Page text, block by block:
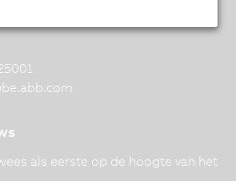
be.abb.com
als eerste op de hoogte van het